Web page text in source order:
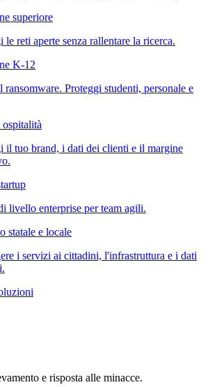
superiore
le reti aperte senza rallentare la ricerca.
K-12
ransomware. Proteggi studenti, personale e
il tuo brand, i dati dei clienti e il margine
livello enterprise per team agili.
statale e locale
i servizi ai cittadini, l'infrastruttura e i dati
e risposta alle minacce.